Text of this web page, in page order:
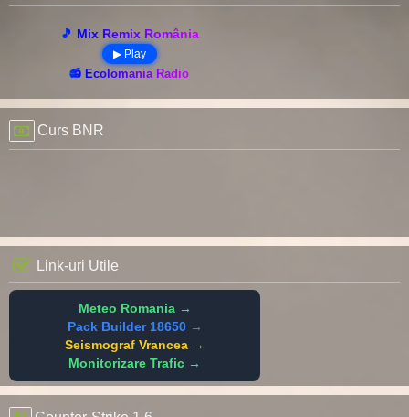
🎵 Mix Remix România
▶ Play
📻 Ecolomania Radio
Curs BNR
Link-uri Utile
Meteo Romania →
Pack Builder 18650 →
Seismograf Vrancea →
Monitorizare Trafic →